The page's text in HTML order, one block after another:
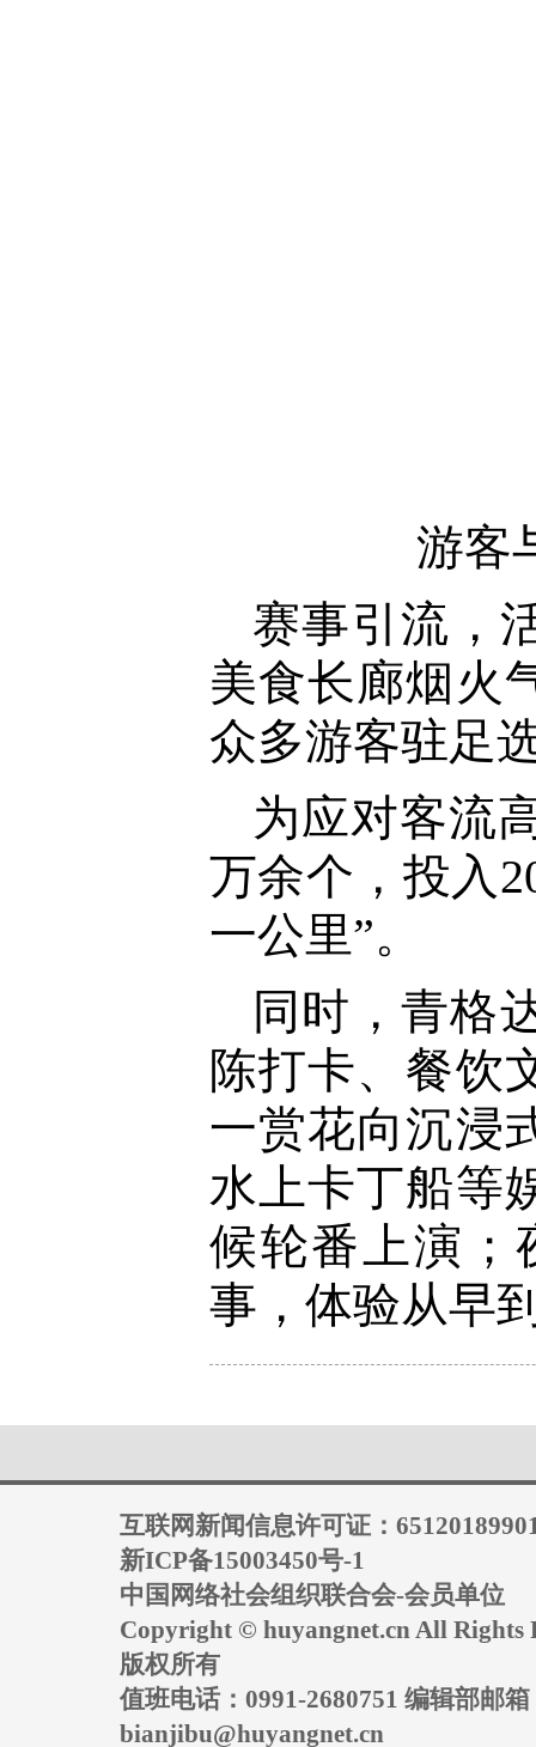
游客
赛事引流，
美食长廊烟火
众多游客驻足
为应对客流
万余个，投入
一公里”。
同时，青格
陈打卡、餐饮
一赏花向沉浸
水上卡丁船等
候轮番上演；
事，体验从早
互联网新闻信息许可证：
新ICP备15003450号-1
中国网络社会组织联合会-会员单位
Copyright © huyangnet.cn All Rights
版权所有
值班电话：0991-2680751 编辑部邮箱
bianjibu@huyangnet.cn